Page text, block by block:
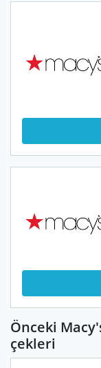
Önceki
çekleri